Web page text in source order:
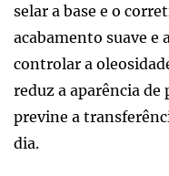
selar a base e o
acabamento suave e
controlar a
reduz a aparência
previne a
dia.